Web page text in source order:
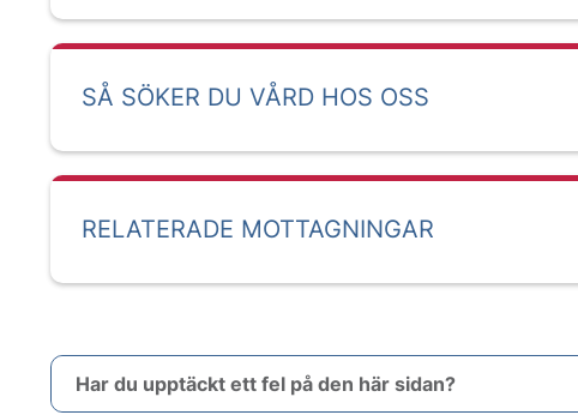
SÅ SÖKER DU VÅRD HOS OSS
RELATERADE MOTTAGNINGAR
Har du upptäckt ett fel på den här sidan?